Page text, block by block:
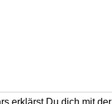
erklärst Du dich mit